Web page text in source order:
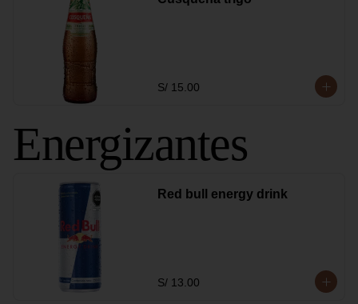
S/ 15.00
Energizantes
Red bull energy drink
S/ 13.00